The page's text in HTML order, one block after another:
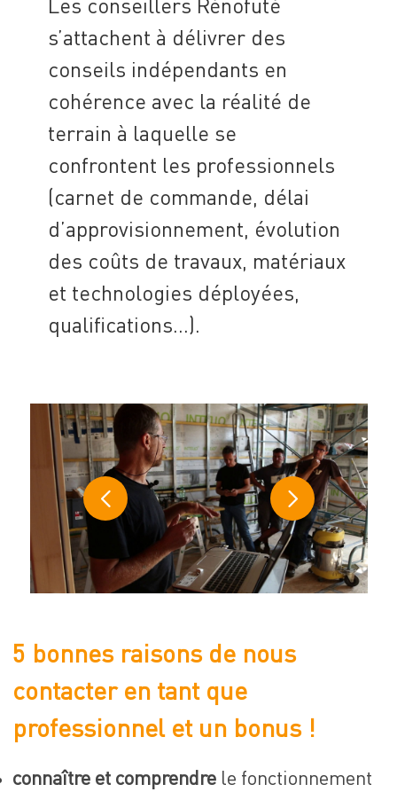
Les conseillers Rénofuté
s’attachent à délivrer des
conseils indépendants en
cohérence avec la réalité de
terrain à laquelle se
confrontent les professionnels
(carnet de commande, délai
d’approvisionnement, évolution
des coûts de travaux, matériaux
et technologies déployées,
qualifications…).
5 bonnes raisons de nous
contacter en tant que
professionnel et un bonus !
connaître et comprendre le fonctionnement